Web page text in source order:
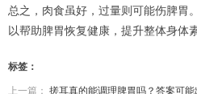
总之，肉食虽好，过量则可能伤脾胃
以帮助脾胃恢复健康，提升整体身体
标签：
上一篇： 搓耳真的能调理脾胃吗？答案可能